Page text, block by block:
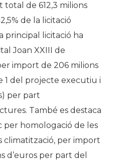
de 612,3 milions
de la licitació
principal licitació ha
Joan XXIII de
import de 206 milions
1 del projecte executiu i
per part
També es destaca
per homologació de les
climatització, per import
d’euros per part del